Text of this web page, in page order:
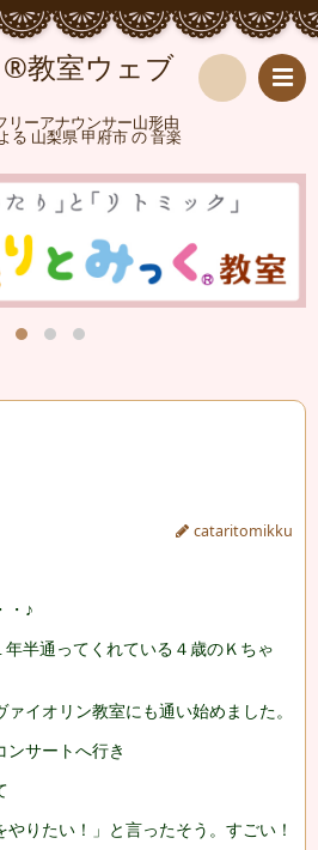
教室ウェブ
リーアナウンサー山形由
る 山梨県 甲府市 の 音楽
索
cataritomikku
・♪
年半通ってくれている４歳のＫちゃ
ァイオリン教室にも通い始めました。
サートへ行き
りたい！」と言ったそう。すごい！